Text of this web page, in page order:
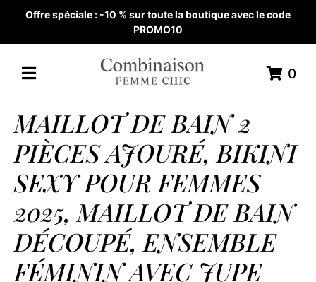
Offre spéciale : -10 % sur toute la boutique avec le code
PROMO10
0
MAILLOT DE BAIN 2
PIÈCES AJOURÉ, BIKINI
SEXY POUR FEMMES
2025, MAILLOT DE BAIN
DÉCOUPÉ, ENSEMBLE
FÉMININ AVEC JUPE